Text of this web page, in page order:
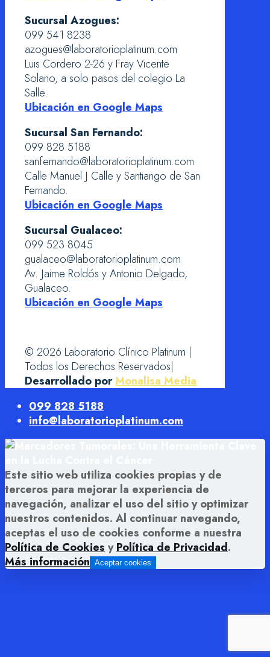
Sucursal Azogues:
099 541 8238
azogues@laboratorioplatinum.com
Luis Cordero 2-26 y Fray Vicente
Solano, a solo pasos del colegio La
Salle.
Ubicación en Google Maps
Sucursal San Fernando:
099 828 5188
sanfernando@laboratorioplatinum.com
Calle Manuel J Calle y Santiango de San
Fernando.
Ubicación en Google Maps
Sucursal Gualaceo:
099 523 8045
gualaceo@laboratorioplatinum.com
Av. Jaime Roldós y Antonio Delgado,
Gualaceo.
Ubicación en Google Maps
© 2026 Laboratorio Clínico Platinum |
Todos los Derechos Reservados|
Desarrollado porMonalisa Media
099 828 5188
info@laboratorioplatinum.com
Este sitio web utiliza cookies propias y de
terceros para mejorar la experiencia de
navegación, analizar el uso del sitio y optimizar
nuestros contenidos. Al continuar navegando,
aceptas el uso de cookies conforme a nuestra
Política de Cookies yPolítica de Privacidad.
Más información Aceptar cookies